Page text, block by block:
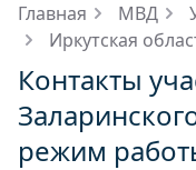
Главная МВД
Иркутская
Контакты
режим